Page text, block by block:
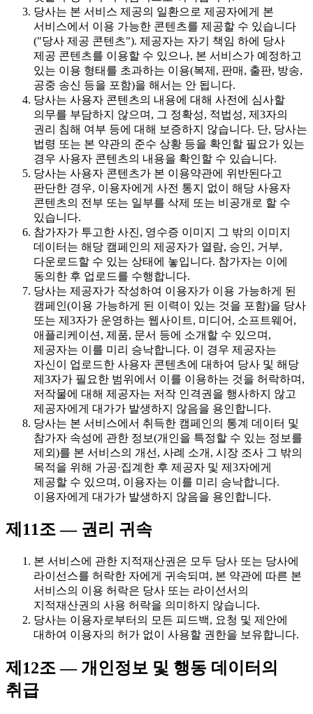
당사는 본 서비스 제공의 일환으로 제공자에게 본
서비스에서 이용 가능한 콘텐츠를 제공할 수 있습니다
("당사 제공 콘텐츠"). 제공자는 자기 책임 하에 당사
제공 콘텐츠를 이용할 수 있으나, 본 서비스가 예정하고
있는 이용 형태를 초과하는 이용(복제, 판매, 출판, 방송,
공중 송신 등을 포함)을 해서는 안 됩니다.
당사는 사용자 콘텐츠의 내용에 대해 사전에 심사할
의무를 부담하지 않으며, 그 정확성, 적법성, 제3자의
권리 침해 여부 등에 대해 보증하지 않습니다. 단, 당사는
법령 또는 본 약관의 준수 상황 등을 확인할 필요가 있는
경우 사용자 콘텐츠의 내용을 확인할 수 있습니다.
당사는 사용자 콘텐츠가 본 이용약관에 위반된다고
판단한 경우, 이용자에게 사전 통지 없이 해당 사용자
콘텐츠의 전부 또는 일부를 삭제 또는 비공개로 할 수
있습니다.
참가자가 투고한 사진, 영수증 이미지 그 밖의 이미지
데이터는 해당 캠페인의 제공자가 열람, 승인, 거부,
다운로드할 수 있는 상태에 놓입니다. 참가자는 이에
동의한 후 업로드를 수행합니다.
당사는 제공자가 작성하여 이용자가 이용 가능하게 된
캠페인(이용 가능하게 된 이력이 있는 것을 포함)을 당사
또는 제3자가 운영하는 웹사이트, 미디어, 소프트웨어,
애플리케이션, 제품, 문서 등에 소개할 수 있으며,
제공자는 이를 미리 승낙합니다. 이 경우 제공자는
자신이 업로드한 사용자 콘텐츠에 대하여 당사 및 해당
제3자가 필요한 범위에서 이를 이용하는 것을 허락하며,
저작물에 대해 제공자는 저작 인격권을 행사하지 않고
제공자에게 대가가 발생하지 않음을 용인합니다.
당사는 본 서비스에서 취득한 캠페인의 통계 데이터 및
참가자 속성에 관한 정보(개인을 특정할 수 있는 정보를
제외)를 본 서비스의 개선, 사례 소개, 시장 조사 그 밖의
목적을 위해 가공·집계한 후 제공자 및 제3자에게
제공할 수 있으며, 이용자는 이를 미리 승낙합니다.
이용자에게 대가가 발생하지 않음을 용인합니다.
제11조 — 권리 귀속
본 서비스에 관한 지적재산권은 모두 당사 또는 당사에
라이선스를 허락한 자에게 귀속되며, 본 약관에 따른 본
서비스의 이용 허락은 당사 또는 라이선서의
지적재산권의 사용 허락을 의미하지 않습니다.
당사는 이용자로부터의 모든 피드백, 요청 및 제안에
대하여 이용자의 허가 없이 사용할 권한을 보유합니다.
제12조 — 개인정보 및 행동 데이터의
취급